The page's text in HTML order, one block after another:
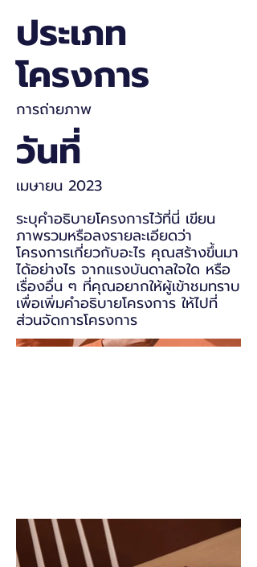
ประเภท
โครงการ
การถ่ายภาพ
วันที่
เมษายน 2023
ระบุคำอธิบายโครงการไว้ที่นี่ เขียน
ภาพรวมหรือลงรายละเอียดว่า
โครงการเกี่ยวกับอะไร คุณสร้างขึ้นมา
ได้อย่างไร จากแรงบันดาลใจใด หรือ
เรื่องอื่น ๆ ที่คุณอยากให้ผู้เข้าชมทราบ
เพื่อเพิ่มคำอธิบายโครงการ ให้ไปที่
ส่วนจัดการโครงการ